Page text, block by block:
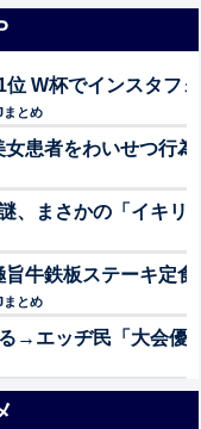
W杯でインスタフ
まとめ
女患者をわいせつ行
、まさかの「イキ
旨牛鉄板ステーキ定
まとめ
→エッヂ民「大会優